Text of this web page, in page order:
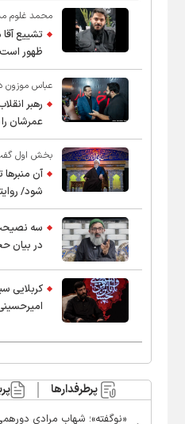
محمد غلوم
گفت و گو با
تشییع
ظهور
صاحب
عباس موزون
عقیق:
رهبر
عمرشان
ایستادند
شهادت
زده شد
بخش اول
با استاد حسین
آن منبرها
شود/
کودکی و
واعظ
پژوهشگر
سه
در بیان
کربلایی
محسن
مراقب
دهن
پرطرفدارها
«نوگفته»؛ شهاب مرادی